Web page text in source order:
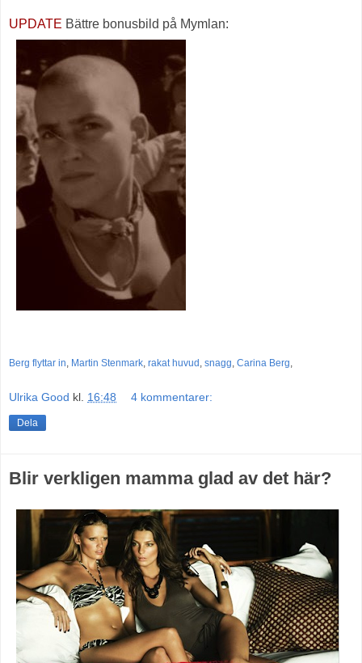
UPDATE Bättre bonusbild på Mymlan:
Berg flyttar in, Martin Stenmark, rakat huvud , snagg, Carina Berg,
Ulrika Good kl. 16:48 4 kommentarer:
Dela
Blir verkligen mamma glad av det här?